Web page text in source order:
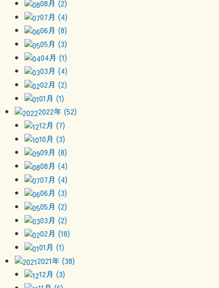
08月 (2)
07月 (4)
06月 (8)
05月 (3)
04月 (1)
03月 (4)
02月 (2)
01月 (1)
2022年 (52)
12月 (7)
10月 (3)
09月 (8)
08月 (4)
07月 (4)
06月 (3)
05月 (2)
03月 (2)
02月 (18)
01月 (1)
2021年 (38)
12月 (3)